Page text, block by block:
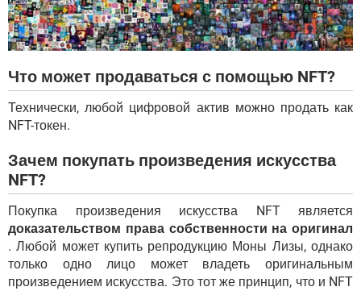
Что может продаваться с помощью NFT?
Технически, любой цифровой актив можно продать как
NFT-токен.
Зачем покупать произведения искусства
NFT?
Покупка произведения искусства NFT является
доказательством права собственности на оригинал
. Любой может купить репродукцию Моны Лизы, однако
только одно лицо может владеть оригинальным
произведением искусства. Это тот же принцип, что и NFT